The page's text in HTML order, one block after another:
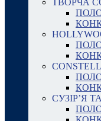
ТВОРЧА
СУЗІР’Я